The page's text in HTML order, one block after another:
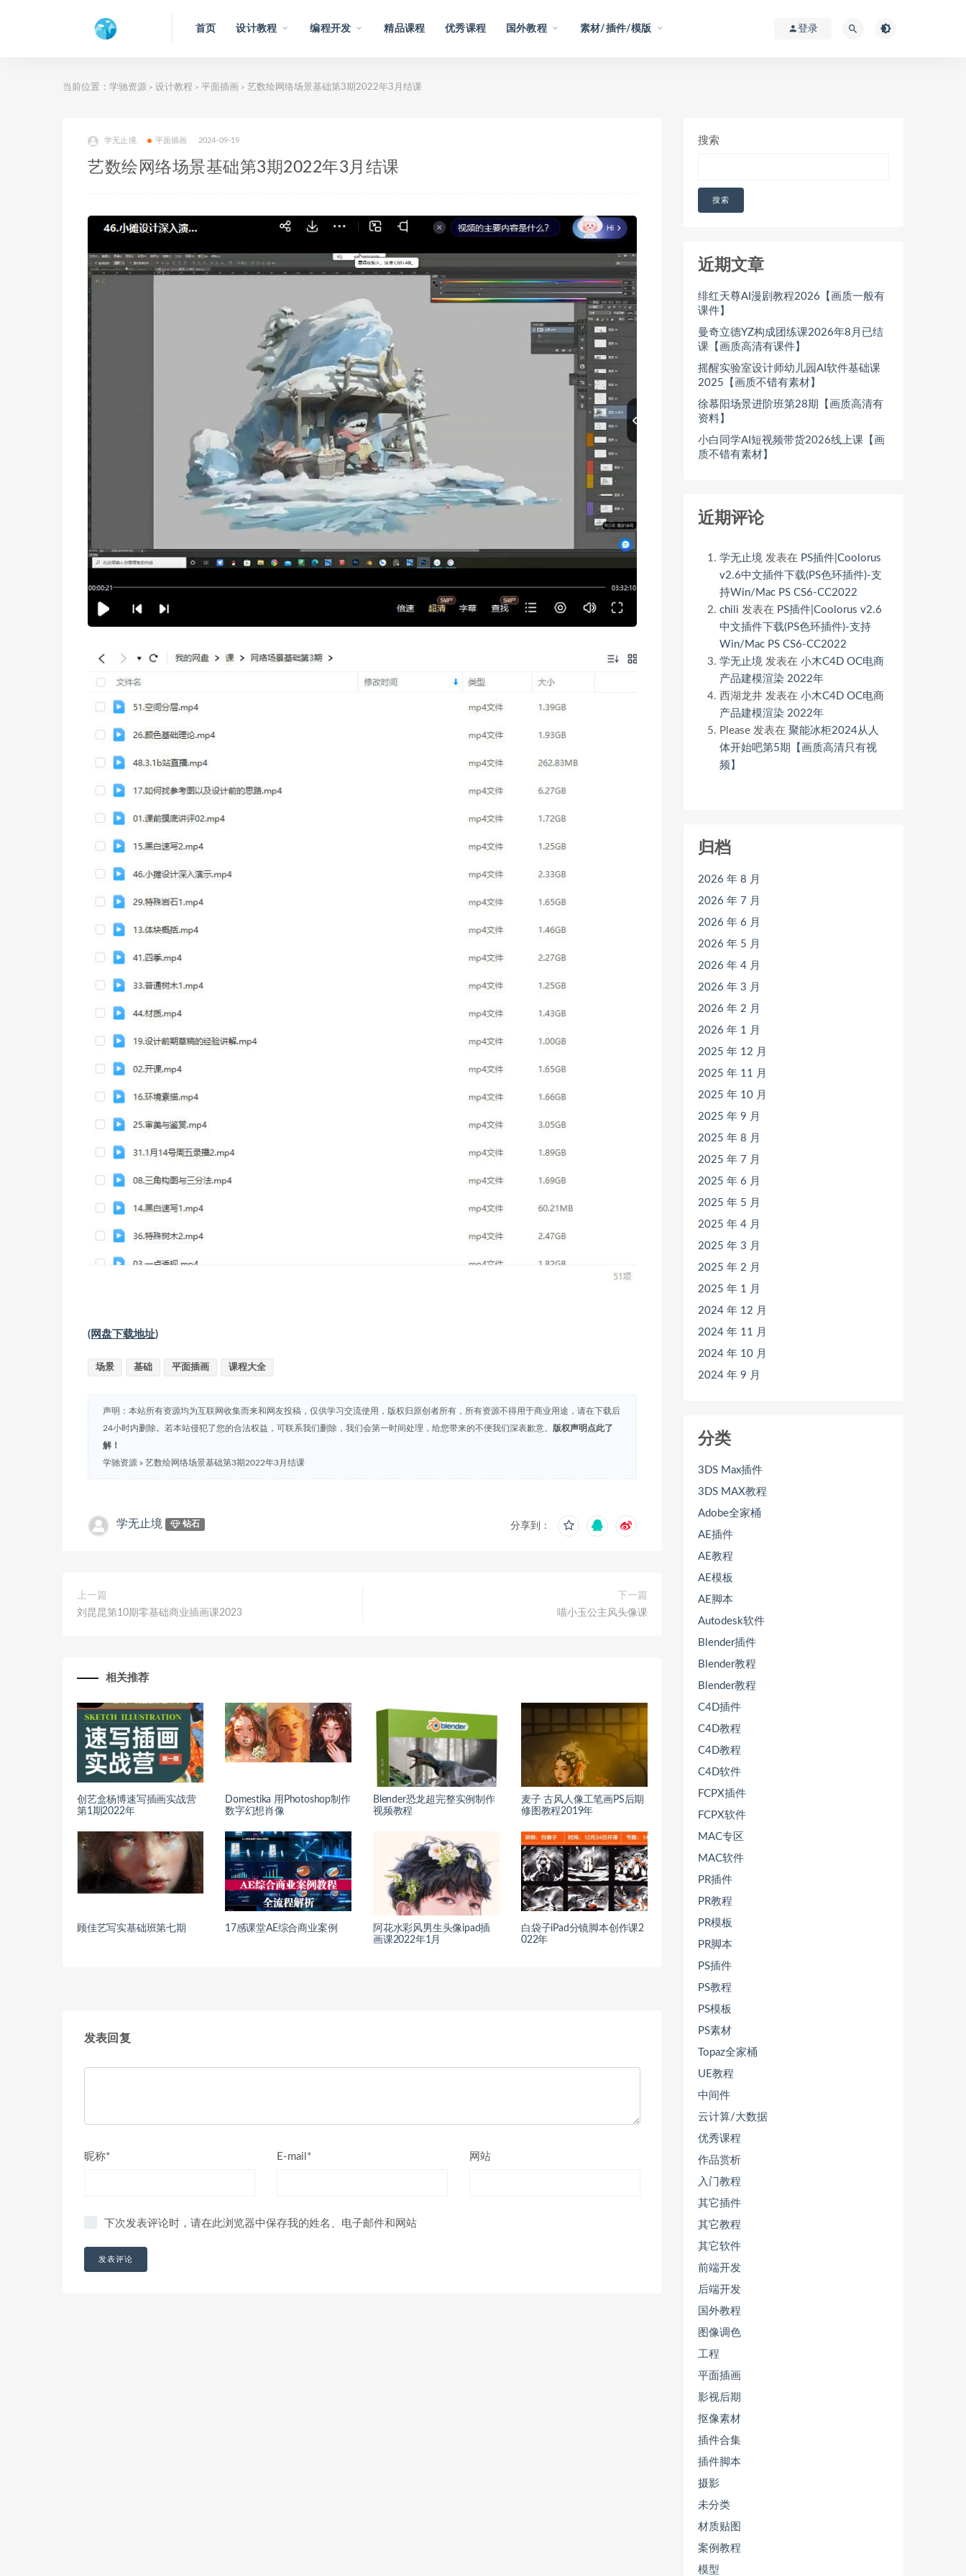
首页 设计教程 编程开发 精品课程 优秀课程 国外教程 素材/插件/模版 登录
当前位置： 学驰资源 > 设计教程 > 平面插画 > 艺数绘网络场景基础第3期2022年3月结课
学无止境 平面插画 2024-09-19
艺数绘网络场景基础第3期2022年3月结课
(网盘下载地址)
场景 基础 平面插画 课程大全
声明：本站所有资源均为互联网收集而来和网友投稿，仅供学习交流使用，版权归原创者所有，所有资源不得用于商业用途，请在下载后
24小时内删除。若本站侵犯了您的合法权益，可联系我们删除，我们会第一时间处理，给您带来的不便我们深表歉意。
版权声明点此了
解！
学驰资源 » 艺数绘网络场景基础第3期2022年3月结课
学无止境 钻石 分享到：
上一篇
刘昆昆第10期零基础商业插画课2023
下一篇
喵小玉公主风头像课
相关推荐
创艺盒杨博速写插画实战营
第1期2022年
Domestika 用Photoshop制作
数字幻想肖像
Blender恐龙超完整实例制作
视频教程
麦子 古风人像工笔画PS后期
修图教程2019年
顾佳艺写实基础班第七期 17感课堂AE综合商业案例
阿花水彩风男生头像ipad插
画课2022年1月
白袋子iPad分镜脚本创作课2
022年
发表回复
昵称* E-mail* 网站
下次发表评论时，请在此浏览器中保存我的姓名、电子邮件和网站
搜索
搜索
近期文章
绯红天尊AI漫剧教程2026【画质一般有
课件】
曼奇立德YZ构成团练课2026年8月已结
课【画质高清有课件】
摇醒实验室设计师幼儿园AI软件基础课
2025【画质不错有素材】
徐慕阳场景进阶班第28期【画质高清有
资料】
小白同学AI短视频带货2026线上课【画
质不错有素材】
近期评论
学无止境 发表在 PS插件|Coolorus
v2.6中文插件下载(PS色环插件)-支
持Win/Mac PS CS6-CC2022
chili 发表在 PS插件|Coolorus v2.6
中文插件下载(PS色环插件)-支持
Win/Mac PS CS6-CC2022
学无止境 发表在 小木C4D OC电商
产品建模渲染 2022年
西湖龙井 发表在 小木C4D OC电商
产品建模渲染 2022年
Please 发表在 聚能冰柜2024从人
体开始吧第5期【画质高清只有视
频】
归档
2026 年 8 月
2026 年 7 月
2026 年 6 月
2026 年 5 月
2026 年 4 月
2026 年 3 月
2026 年 2 月
2026 年 1 月
2025 年 12 月
2025 年 11 月
2025 年 10 月
2025 年 9 月
2025 年 8 月
2025 年 7 月
2025 年 6 月
2025 年 5 月
2025 年 4 月
2025 年 3 月
2025 年 2 月
2025 年 1 月
2024 年 12 月
2024 年 11 月
2024 年 10 月
2024 年 9 月
分类
3DS Max插件
3DS MAX教程
Adobe全家桶
AE插件
AE教程
AE模板
AE脚本
Autodesk软件
Blender插件
Blender教程
Blender教程
C4D插件
C4D教程
C4D教程
C4D软件
FCPX插件
FCPX软件
MAC专区
MAC软件
PR插件
PR教程
PR模板
PR脚本
PS插件
PS教程
PS模板
PS素材
Topaz全家桶
UE教程
中间件
云计算/大数据
优秀课程
作品赏析
入门教程
其它插件
其它教程
其它软件
前端开发
后端开发
国外教程
图像调色
工程
平面插画
影视后期
抠像素材
插件合集
插件脚本
摄影
未分类
材质贴图
案例教程
模型